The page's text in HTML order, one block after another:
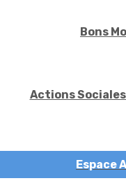
Bons
Actions
Espace